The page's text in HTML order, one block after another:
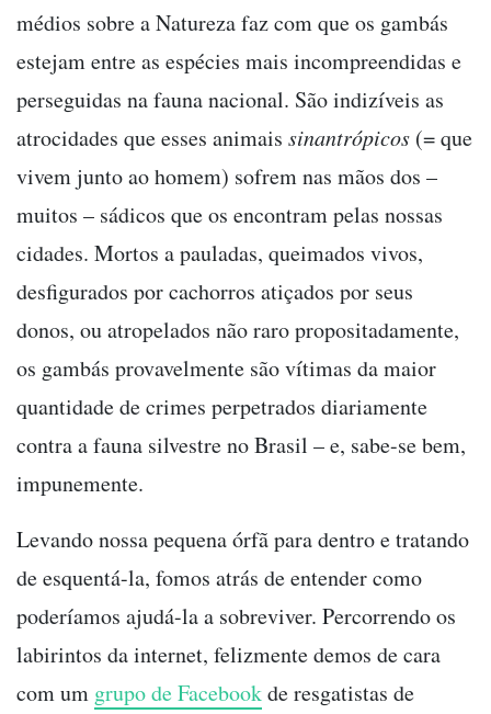
médios sobre a Natureza faz com que os gambás
estejam entre as espécies mais incompreendidas e
perseguidas na fauna nacional. São indizíveis as
atrocidades que esses animais sinantrópicos (= que
vivem junto ao homem) sofrem nas mãos dos –
muitos – sádicos que os encontram pelas nossas
cidades. Mortos a pauladas, queimados vivos,
desfigurados por cachorros atiçados por seus
donos, ou atropelados não raro propositadamente,
os gambás provavelmente são vítimas da maior
quantidade de crimes perpetrados diariamente
contra a fauna silvestre no Brasil – e, sabe-se bem,
impunemente.
Levando nossa pequena órfã para dentro e tratando
de esquentá-la, fomos atrás de entender como
poderíamos ajudá-la a sobreviver. Percorrendo os
labirintos da internet, felizmente demos de cara
com um grupo de Facebookde resgatistas de